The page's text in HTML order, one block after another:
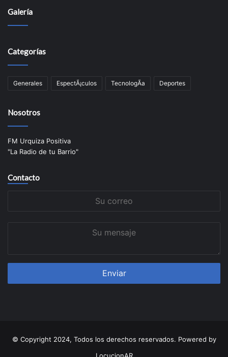
Galería
Categorías
Generales EspectÃ¡culos TecnologÃ­a Deportes
Nosotros
FM Urquiza Positiva
"La Radio de tu Barrio"
Contacto
© Copyright 2024, Todos los derechos reservados. Powered by